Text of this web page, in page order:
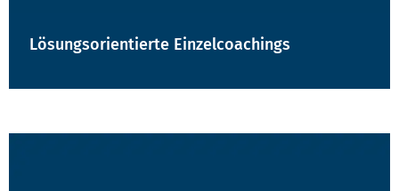
Lösungsorientierte Einzelcoachings